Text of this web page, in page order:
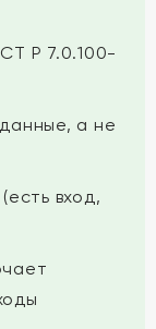
Р 7.0.100-
а не
вход,